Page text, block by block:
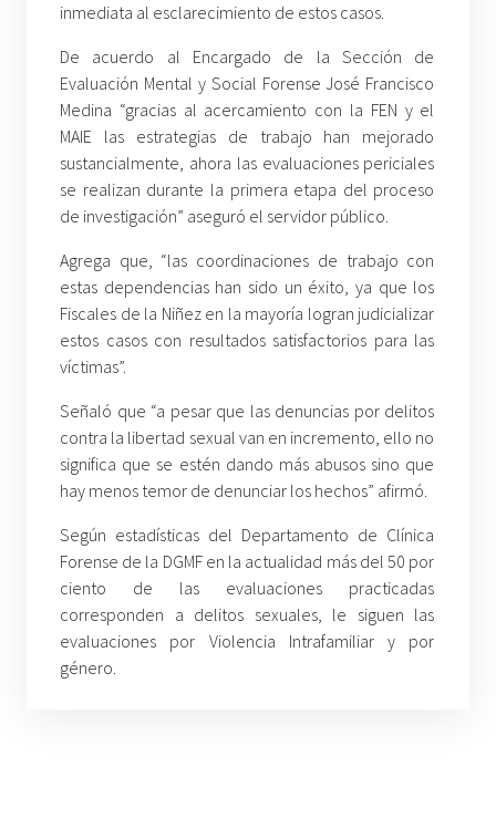
inmediata al esclarecimiento de estos casos.
De acuerdo al Encargado de la Sección de
Evaluación Mental y Social Forense José Francisco
Medina “gracias al acercamiento con la FEN y el
MAIE las estrategias de trabajo han mejorado
sustancialmente, ahora las evaluaciones periciales
se realizan durante la primera etapa del proceso
de investigación” aseguró el servidor público.
Agrega que, “las coordinaciones de trabajo con
estas dependencias han sido un éxito, ya que los
Fiscales de la Niñez en la mayoría logran judicializar
estos casos con resultados satisfactorios para las
víctimas”.
Señaló que “a pesar que las denuncias por delitos
contra la libertad sexual van en incremento, ello no
significa que se estén dando más abusos sino que
hay menos temor de denunciar los hechos” afirmó.
Según estadísticas del Departamento de Clínica
Forense de la DGMF en la actualidad más del 50 por
ciento de las evaluaciones practicadas
corresponden a delitos sexuales, le siguen las
evaluaciones por Violencia Intrafamiliar y por
género.